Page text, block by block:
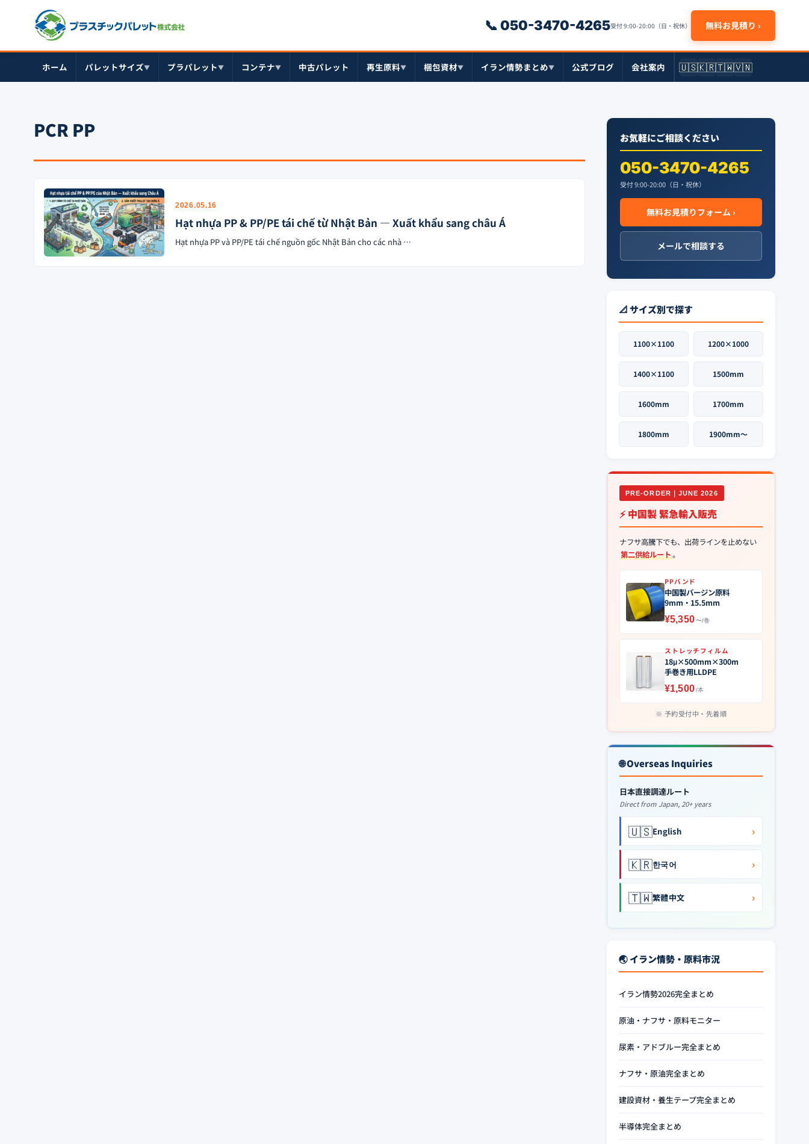
📞 050-3470-4265受付 9:00-20:00（日・祝休） 無料お見積り ›
ホーム パレットサイズ▼ プラパレット▼ コンテナ▼ 中古パレット 再生原料▼ 梱包資材▼ イラン情勢まとめ▼ 公式ブログ 会社案内 🇺🇸🇰🇷🇹🇼🇻🇳
PCR PP
2026.05.16
Hạt nhựa PP & PP/PE tái chế từ Nhật Bản — Xuất khẩu sang châu Á
Hạt nhựa PP và PP/PE tái chế nguồn gốc Nhật Bản cho các nhà …
お気軽にご相談ください
050-3470-4265
受付 9:00-20:00（日・祝休）
無料お見積りフォーム ›
メールで相談する
📐 サイズ別で探す
1100×1100 1200×1000
1400×1100 1500mm
1600mm 1700mm
1800mm 1900mm〜
PRE-ORDER｜JUNE 2026
⚡ 中国製 緊急輸入販売
ナフサ高騰下でも、出荷ラインを止めない
第二供給ルート。
PPバンド
中国製バージン原料
9mm・15.5mm
¥5,350〜/巻
ストレッチフィルム
18μ×500mm×300m
手巻き用LLDPE
¥1,500/本
予約受付中・先着順
🌐 Overseas Inquiries
日本直接調達ルート
Direct from Japan, 20+ years
🇺🇸English ›
🇰🇷한국어 ›
🇹🇼繁體中文 ›
🌏 イラン情勢・原料市況
イラン情勢2026完全まとめ
原油・ナフサ・原料モニター
尿素・アドブルー完全まとめ
ナフサ・原油完全まとめ
建設資材・養生テープ完全まとめ
半導体完全まとめ